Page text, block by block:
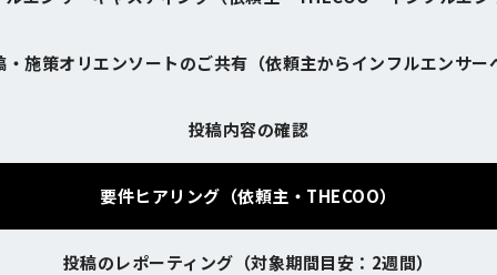
・施策オリエンソートのご共有 （依頼主からインフルエンサー
投稿内容の確認
要件ヒアリング（依頼主・THECOO）
投稿のレポーティング （対象期間目安：2週間）